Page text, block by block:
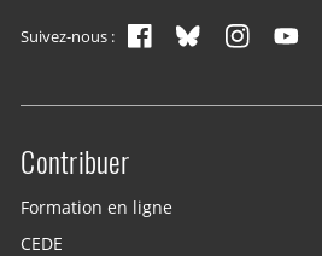
Suivez-nous :
Site menu
Contribuer
Formation en ligne
CEDE